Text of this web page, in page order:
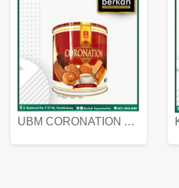
UBM CORONATION ASSORTED BISKUIT KALENG 450 GRAM